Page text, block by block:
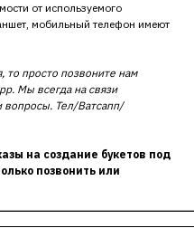
от используемого
мобильный телефон имеют
то просто позвоните нам
Мы всегда на связи
вопросы. Тел/Ватсапп/
на создание букетов под
позвонить или